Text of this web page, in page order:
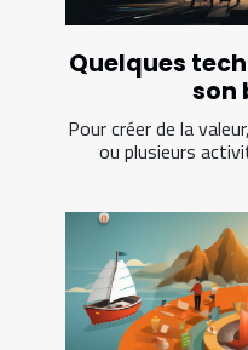
Quelques
son
Pour créer de la
ou plusieurs